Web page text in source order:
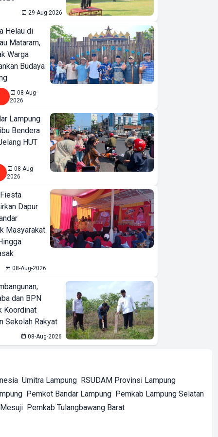
29-Aug-2026
Helau di
Mataram,
Warga
Budaya
08-Aug-
2026
Lampung
Bendera
HUT
08-Aug-
2026
Dapur
Masyarakat
08-Aug-2026
dan BPN
Koordinat
Sekolah Rakyat
08-Aug-2026
Umitra Lampung RSUDAM Provinsi Lampung
Pemkot Bandar Lampung Pemkab Lampung Selatan
Pemkab Tulangbawang Barat